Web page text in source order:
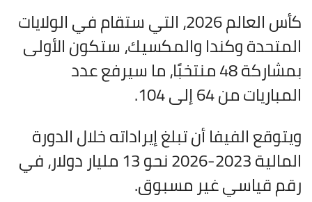
كأس العالم 2026، التي ستقام في الولايات
المتحدة وكندا والمكسيك، ستكون الأولى
بمشاركة 48 منتخبًا، ما سيرفع عدد
المباريات من 64 إلى 104.
ويتوقع الفيفا أن تبلغ إيراداته خلال الدورة
المالية 2023-2026 نحو 13 مليار دولار، في
رقم قياسي غير مسبوق.